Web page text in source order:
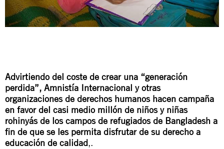
Advirtiendo del coste de crear una “generación
perdida”, Amnistía Internacional y otras
organizaciones de derechos humanos hacen campaña
en favor del casi medio millón de niños y niñas
rohinyás de los campos de refugiados de Bangladesh a
fin de que se les permita disfrutar de su derecho a
educación de calidad,.